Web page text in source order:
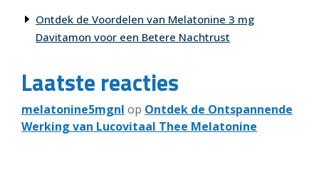
Ontdek de Voordelen van Melatonine 3 mg
Davitamon voor een Betere Nachtrust
Laatste reacties
melatonine5mgnl op Ontdek de Ontspannende
Werking van Lucovitaal Thee Melatonine